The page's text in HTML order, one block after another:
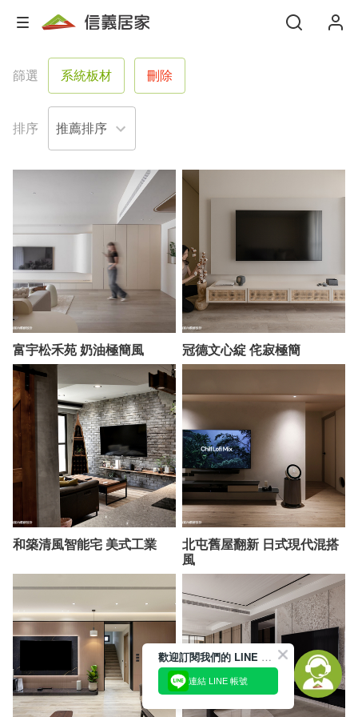
篩選 系統板材 刪除
排序
富宇松禾苑 奶油極簡風 冠德文心綻 侘寂極簡
和築清風智能宅 美式工業
北屯舊屋翻新 日式現代混搭
風
歡迎訂閱我們的 LINE 官方帳號
連結 LINE 帳號